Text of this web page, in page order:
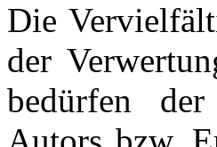
Die
der
bedürfen